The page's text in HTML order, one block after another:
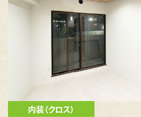
内装（クロス）